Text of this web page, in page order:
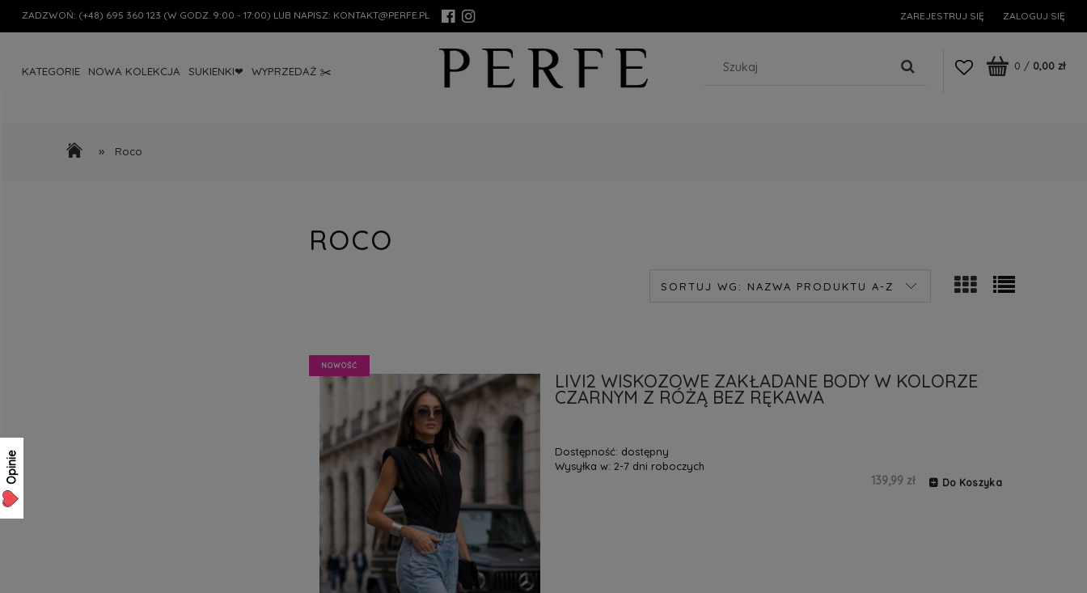
ZADZWOŃ: (+48) 695 360 123 (W GODZ. 9:00 - 17:00) LUB NAPISZ: KONTAKT@PERFE.PL ZAREJESTRUJ SIĘ ZALOGUJ SIĘ
KATEGORIE NOWA KOLEKCJA SUKIENKI❤ WYPRZEDAŻ ✂️ 0 / 0,00 zł
» Roco
ROCO
SORTUJ WG: NAZWA PRODUKTU A-Z
LIVI2 WISKOZOWE ZAKŁADANE BODY W KOLORZE
CZARNYM Z RÓŻĄ BEZ RĘKAWA
Dostępność: dostępny
Wysyłka w: 2-7 dni roboczych
139,99 zł Do Koszyka
NOWOŚĆ
Opinie